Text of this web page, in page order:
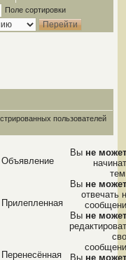
Поле сортировки
пользователей
Объявление
Прилепленная
Перенесённая
Вы не
Вы не
отвечать
Вы не
Вы не